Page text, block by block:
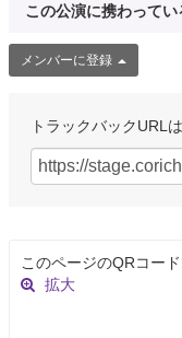
この公演に携わって
メンバーに登録
トラックバックURL
このページのQRコード
拡大